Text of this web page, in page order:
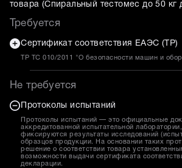
товара (Спиральный тестомес до 50 кг
Требуется
Сертификат соответствия ЕАЭС (ТР)
ТР ТС 010/2011 "О безопасности машин и
Не требуется
Протоколы испытаний
Протоколы испытаний — это официальные
аккредитованной испытательной
фиксируются результаты исследований
образцов продукции. На основании таких
решение о соответствии товара
возможности выдачи сертификата
декларации.